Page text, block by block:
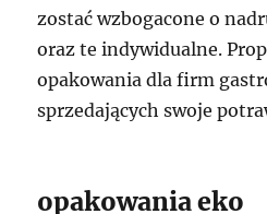
zostać wzbogacone o
oraz te indywidualne.
opakowania dla firm
sprzedających swoje
opakowania eko